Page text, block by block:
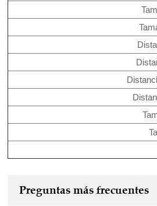
Preguntas más frecuentes